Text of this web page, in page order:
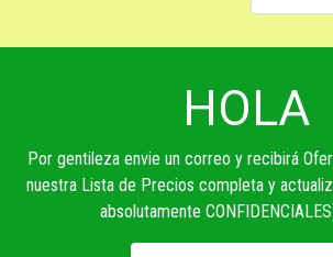
HOLA
Por gentileza envie un correo y recibirá
nuestra Lista de Precios completa y
absolutamente